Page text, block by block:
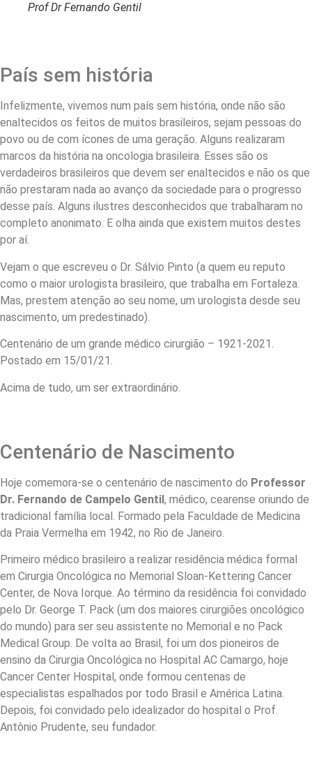
Prof Dr Fernando Gentil
País sem história
Infelizmente, vivemos num país sem história, onde não são
enaltecidos os feitos de muitos brasileiros, sejam pessoas do
povo ou de com ícones de uma geração. Alguns realizaram
marcos da história na oncologia brasileira. Esses são os
verdadeiros brasileiros que devem ser enaltecidos e não os que
não prestaram nada ao avanço da sociedade para o progresso
desse país. Alguns ilustres desconhecidos que trabalharam no
completo anonimato. E olha ainda que existem muitos destes
por aí.
Vejam o que escreveu o Dr. Sálvio Pinto (a quem eu reputo
como o maior urologista brasileiro, que trabalha em Fortaleza.
Mas, prestem atenção ao seu nome, um urologista desde seu
nascimento, um predestinado).
Centenário de um grande médico cirurgião – 1921-2021.
Postado em 15/01/21.
Acima de tudo, um ser extraordinário.
Centenário de Nascimento
Hoje comemora-se o centenário de nascimento do Professor
Dr. Fernando de Campelo Gentil, médico, cearense oriundo de
tradicional família local. Formado pela Faculdade de Medicina
da Praia Vermelha em 1942, no Rio de Janeiro.
Primeiro médico brasileiro a realizar residência médica formal
em Cirurgia Oncológica no Memorial Sloan-Kettering Cancer
Center, de Nova Iorque. Ao término da residência foi convidado
pelo Dr. George T. Pack (um dos maiores cirurgiões oncológico
do mundo) para ser seu assistente no Memorial e no Pack
Medical Group. De volta ao Brasil, foi um dos pioneiros de
ensino da Cirurgia Oncológica no Hospital AC Camargo, hoje
Cancer Center Hospital, onde formou centenas de
especialistas espalhados por todo Brasil e América Latina.
Depois, foi convidado pelo idealizador do hospital o Prof.
Antônio Prudente, seu fundador.